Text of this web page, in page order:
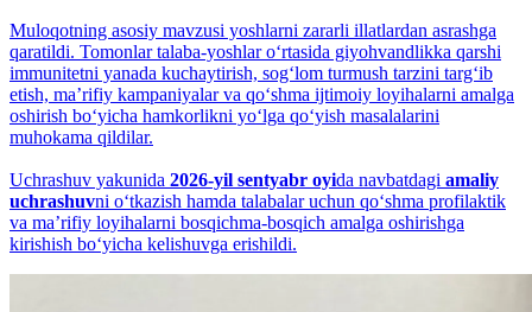
Muloqotning asosiy mavzusi yoshlarni zararli illatlardan asrashga
qaratildi. Tomonlar talaba-yoshlar o‘rtasida giyohvandlikka qarshi
immunitetni yanada kuchaytirish, sog‘lom turmush tarzini targ‘ib
etish, maʼrifiy kampaniyalar va qo‘shma ijtimoiy loyihalarni amalga
oshirish bo‘yicha hamkorlikni yo‘lga qo‘yish masalalarini
muhokama qildilar.
Uchrashuv yakunida 2026-yil sentyabr oyida navbatdagi amaliy
uchrashuvni o‘tkazish hamda talabalar uchun qo‘shma profilaktik
va maʼrifiy loyihalarni bosqichma-bosqich amalga oshirishga
kirishish bo‘yicha kelishuvga erishildi.